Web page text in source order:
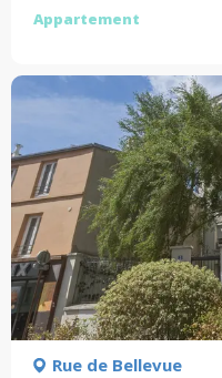
Appartement
Rue de Bellevue